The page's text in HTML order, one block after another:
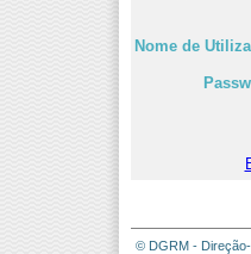
Nome de
© DGRM -